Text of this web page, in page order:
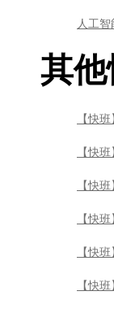
人工
其
【快
【快
【快
【快
【快
【快